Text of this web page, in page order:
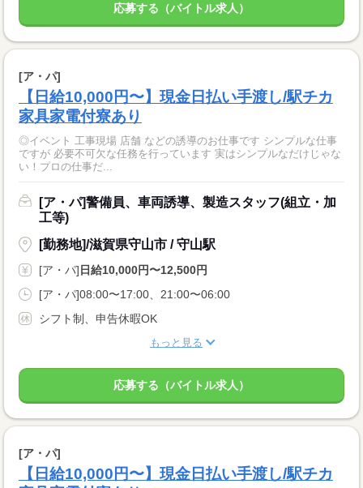
応募する（バイトル求人）
[ア・パ]
【日給10,000円〜】現金日払い手渡し/駅チカ
家具家電付寮あり
◎イベント 工事現場 店舗 などの誘導のお仕事です シンプルな仕事
ですが 必要不可欠な任務を行っています 実はシンプルなだけじゃな
い！プロの仕事だ...
[ア・パ]警備員、車両誘導、製造スタッフ(組立・加
工等)
[勤務地]/滋賀県守山市 / 守山駅
[ア・パ] 日給10,000円〜12,500円
[ア・パ]08:00〜17:00、21:00〜06:00
シフト制、申告休暇OK
もっと見る
応募する（バイトル求人）
[ア・パ]
【日給10,000円〜】現金日払い手渡し/駅チカ